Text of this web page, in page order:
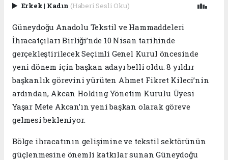
Erkek| Kadın (Haberi Sesli Oku)
Güneydoğu Anadolu Tekstil ve Hammaddeleri
İhracatçıları Birliği’nde 10 Nisan tarihinde
gerçekleştirilecek Seçimli Genel Kurul öncesinde
yeni dönem için başkan adayı belli oldu. 8 yıldır
başkanlık görevini yürüten Ahmet Fikret Kileci’nin
ardından, Akcan Holding Yönetim Kurulu Üyesi
Yaşar Mete Akcan’ın yeni başkan olarak göreve
gelmesi bekleniyor.
Bölge ihracatının gelişimine ve tekstil sektörünün
güçlenmesine önemli katkılar sunan Güneydoğu